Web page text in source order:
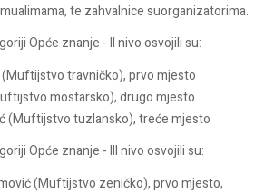
te zahvalnice suorganizatorima.
Opće znanje - II nivo osvojili su:
(Muftijstvo travničko), prvo mjesto
mostarsko), drugo mjesto
(Muftijstvo tuzlansko), treće mjesto
Opće znanje - III nivo osvojili su:
(Muftijstvo zeničko), prvo mjesto,